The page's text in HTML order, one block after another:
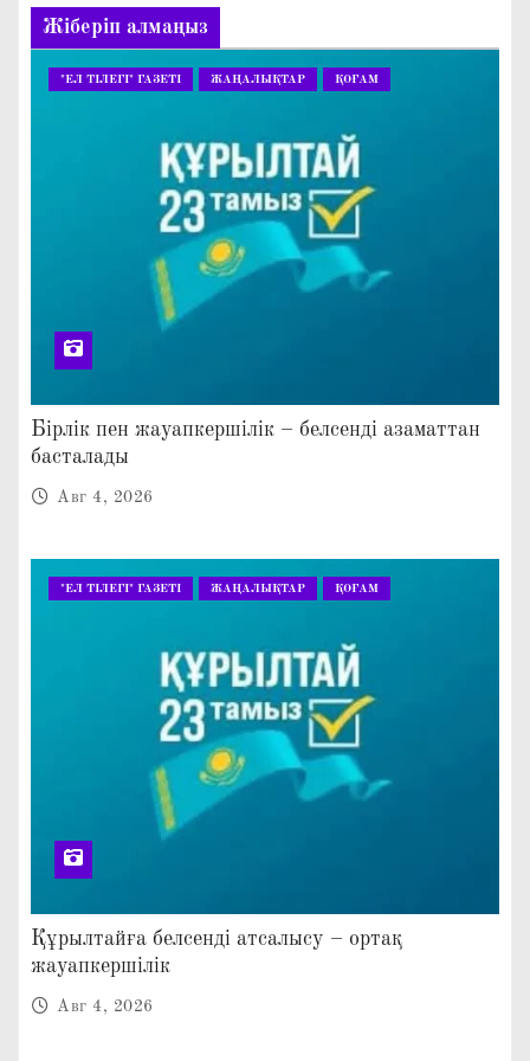
Жіберіп алмаңыз
"ЕЛ ТІЛЕГІ" ГАЗЕТІ ЖАҢАЛЫҚТАР ҚОҒАМ
Бірлік пен жауапкершілік – белсенді азаматтан
басталады
Авг 4, 2026
"ЕЛ ТІЛЕГІ" ГАЗЕТІ ЖАҢАЛЫҚТАР ҚОҒАМ
Құрылтайға белсенді атсалысу – ортақ
жауапкершілік
Авг 4, 2026